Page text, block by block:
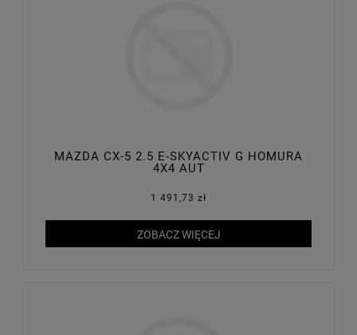
MAZDA CX-5 2.5 E-SKYACTIV G HOMURA
4X4 AUT
1 491,73 zł
ZOBACZ WIĘCEJ